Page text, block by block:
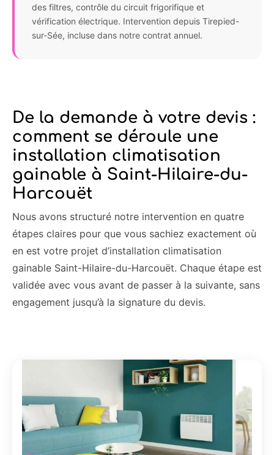
des filtres, contrôle du circuit frigorifique et
vérification électrique. Intervention depuis Tirepied-
sur-Sée, incluse dans notre contrat annuel.
De la demande à votre devis :
comment se déroule une
installation climatisation
gainable à Saint-Hilaire-du-
Harcouët
Nous avons structuré notre intervention en quatre
étapes claires pour que vous sachiez exactement où
en est votre projet d’installation climatisation
gainable Saint-Hilaire-du-Harcouët. Chaque étape est
validée avec vous avant de passer à la suivante, sans
engagement jusqu’à la signature du devis.